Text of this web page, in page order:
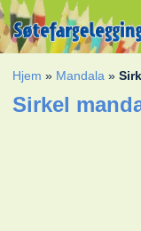
Hjem » Mandala »
Sirkel